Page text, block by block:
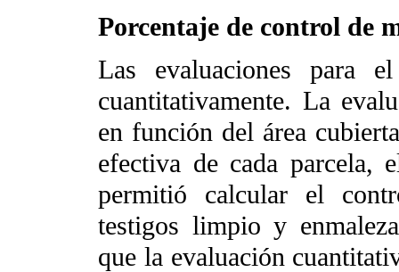
Porcentaje de control de
Las evaluaciones para
cuantitativamente. La
en función del área
efectiva de cada parcela,
permitió calcular el
testigos limpio y
que la evaluación